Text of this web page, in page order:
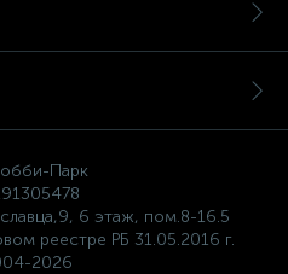
Парк
6 этаж, пом.8-16.5
реестре РБ 31.05.2016 г.
2026